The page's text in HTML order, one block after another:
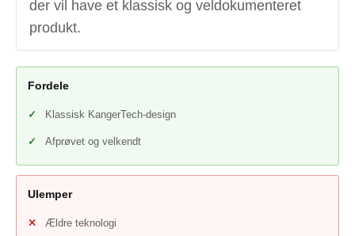
der vil have et klassisk og veldokumenteret
produkt.
Fordele
Klassisk KangerTech-design
Afprøvet og velkendt
Ulemper
Ældre teknologi